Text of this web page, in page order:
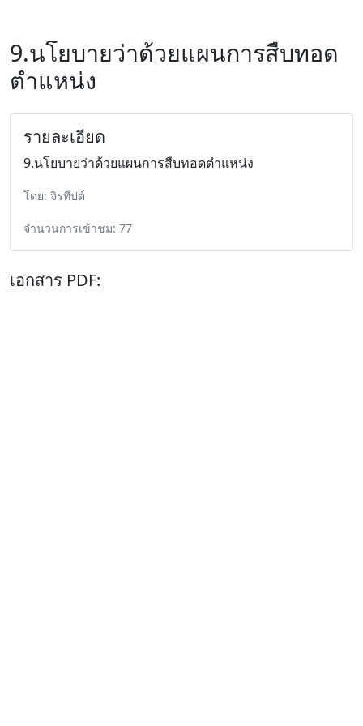
9.นโยบายว่าด้วยแผนการสืบทอด
ตำแหน่ง
รายละเอียด
9.นโยบายว่าด้วยแผนการสืบทอดตำแหน่ง
โดย: จิรทีปต์
จำนวนการเข้าชม: 77
เอกสาร PDF: